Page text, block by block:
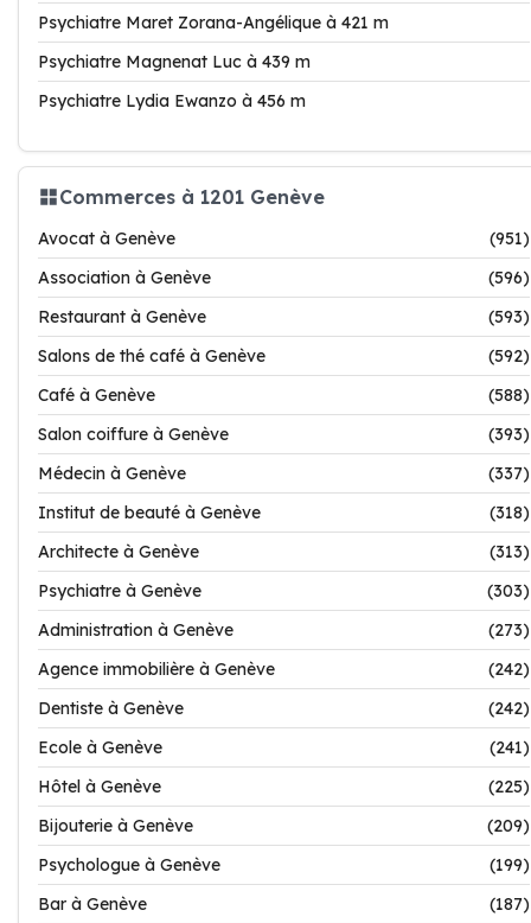
Psychiatre Maret Zorana-Angélique à 421 m
Psychiatre Magnenat Luc à 439 m
Psychiatre Lydia Ewanzo à 456 m
Commerces à 1201 Genève
Avocat à Genève
(951)
Association à Genève
(596)
Restaurant à Genève
(593)
Salons de thé café à Genève
(592)
Café à Genève
(588)
Salon coiffure à Genève
(393)
Médecin à Genève
(337)
Institut de beauté à Genève
(318)
Architecte à Genève
(313)
Psychiatre à Genève
(303)
Administration à Genève
(273)
Agence immobilière à Genève
(242)
Dentiste à Genève
(242)
Ecole à Genève
(241)
Hôtel à Genève
(225)
Bijouterie à Genève
(209)
Psychologue à Genève
(199)
Bar à Genève
(187)